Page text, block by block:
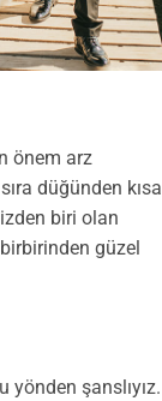
önem arz
düğünden kısa
biri olan
güzel
yönden şanslıyız.